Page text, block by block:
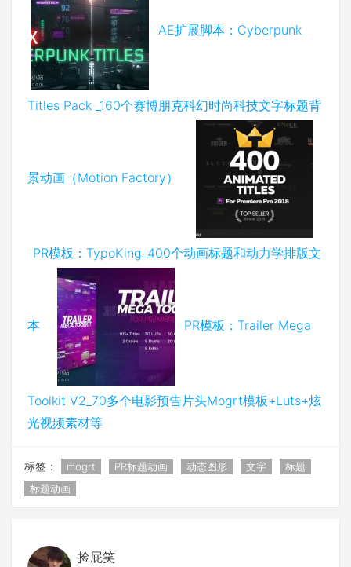
AE扩展脚本：Cyberpunk
Titles Pack _160个赛博朋克科幻时尚科技文字标题背
景动画（Motion Factory）
PR模板：TypoKing_400个动画标题和动力学排版文
本 PR模板：Trailer Mega
Toolkit V2_70多个电影预告片头Mogrt模板+Luts+炫
光视频素材等
标签： mogrt PR标题动画 动态图形 文字
标题
标题动画
捡屁笑